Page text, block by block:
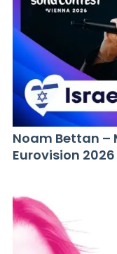
Noam Bettan –
Eurovision 2026